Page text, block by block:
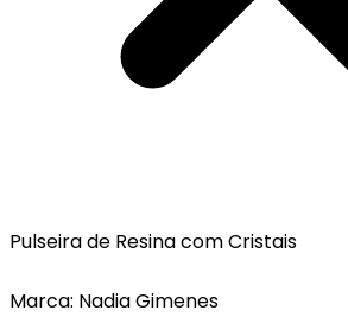
Pulseira de Resina com Cristais
Marca: Nadia Gimenes